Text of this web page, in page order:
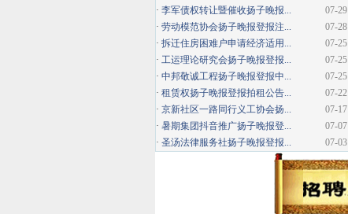
07-29
· 李军债权转让暨催收扬子晚报...
07-28
· 劳动模范协会扬子晚报登报注...
07-25
· 拆迁住房困难户申请经济适用...
07-25
· 工运理论研究会扬子晚报登报...
07-25
· 中邦敬诚工程扬子晚报登报中...
07-22
· 租赁权扬子晚报登报拍租公告...
07-17
· 京新社区一路同行义工协会扬...
07-07
· 暑期集团抖音推广扬子晚报登...
07-03
· 圣汤法律服务社扬子晚报登报...